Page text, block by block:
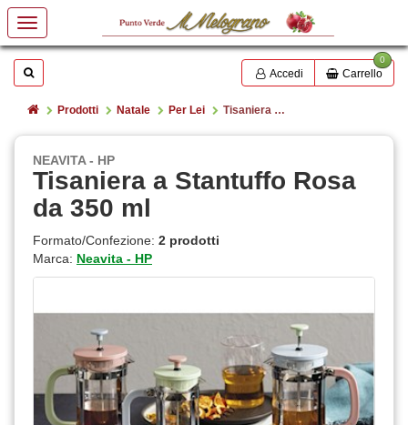
Cerca Accedi
0
Carrello
HomeProdotti Natale Per Lei Tisaniera a Stantuffo Rosa da 350 ml
NEAVITA - HP
Tisaniera a Stantuffo Rosa
da 350 ml
Formato/Confezione: 2 prodotti
Marca: Neavita - HP